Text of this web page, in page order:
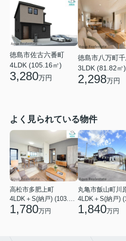
徳島市佐古六番町
4LDK (105.16㎡)
3,280万円
徳島市八万町
3LDK (81.82㎡)
2,298万円
よく見られている物件
高松市多肥上町
4LDK＋S(納戸) (103.51㎡)
1,780万円
丸亀市飯山町川
1,840万円